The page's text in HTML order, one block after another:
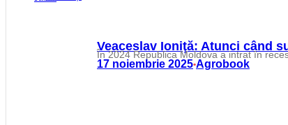
Veaceslav Ioniţă: Atunci când
În 2024 Republica Moldova a intrat în
17 noiembrie 2025•Agrobook